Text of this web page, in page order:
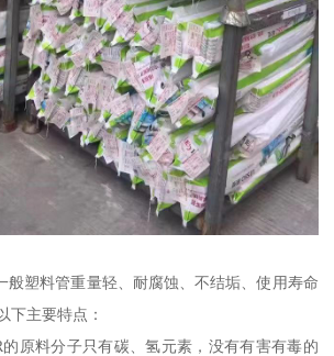
般塑料管重量轻、耐腐蚀、不结垢、使用寿命
下主要特点：
的原料分子只有碳、氢元素，没有有害有毒的